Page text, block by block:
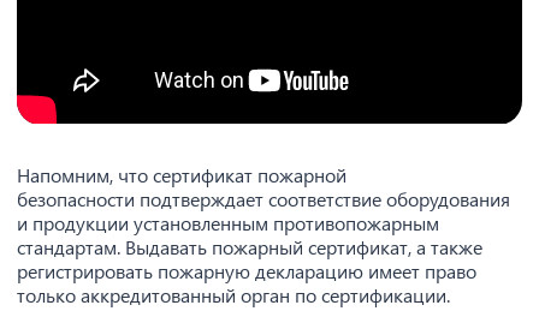
Напомним, что сертификат пожарной
безопасности подтверждает соответствие оборудования
и продукции установленным противопожарным
стандартам. Выдавать пожарный сертификат, а также
регистрировать пожарную декларацию имеет право
только аккредитованный орган по сертификации.